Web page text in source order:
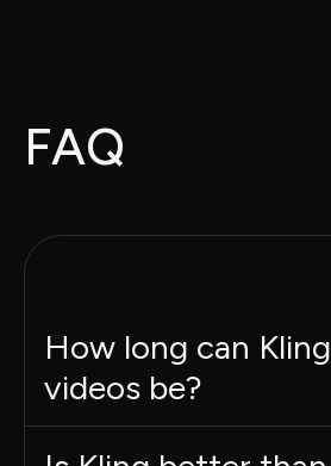
FAQ
How long can Kling
videos be?